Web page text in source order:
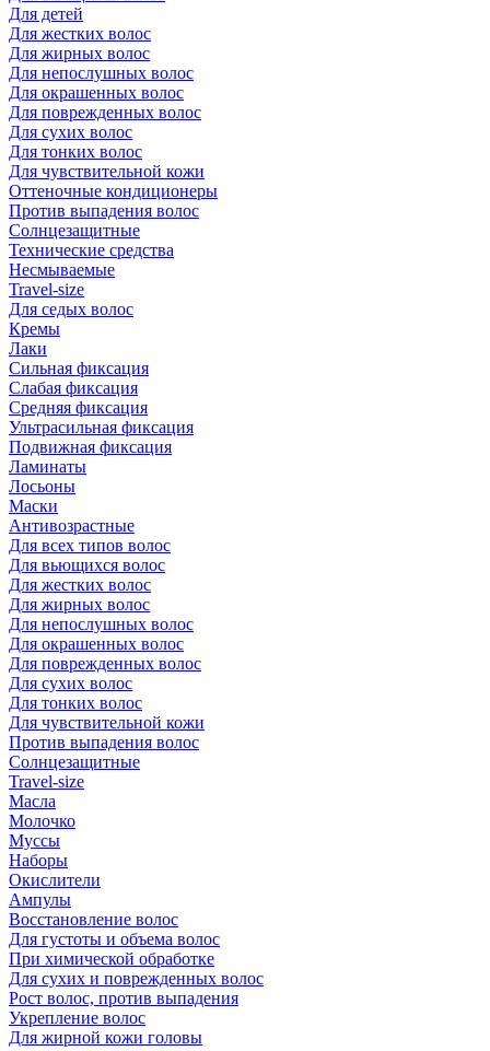
Для детей
Для жестких волос
Для жирных волос
Для непослушных волос
Для окрашенных волос
Для поврежденных волос
Для сухих волос
Для тонких волос
Для чувствительной кожи
Оттеночные кондиционеры
Против выпадения волос
Солнцезащитные
Технические средства
Несмываемые
Travel-size
Для седых волос
Кремы
Лаки
Сильная фиксация
Слабая фиксация
Средняя фиксация
Ультрасильная фиксация
Подвижная фиксация
Ламинаты
Лосьоны
Маски
Антивозрастные
Для всех типов волос
Для вьющихся волос
Для жестких волос
Для жирных волос
Для непослушных волос
Для окрашенных волос
Для поврежденных волос
Для сухих волос
Для тонких волос
Для чувствительной кожи
Против выпадения волос
Солнцезащитные
Travel-size
Масла
Молочко
Муссы
Наборы
Окислители
Ампулы
Восстановление волос
Для густоты и объема волос
При химической обработке
Для сухих и поврежденных волос
Рост волос, против выпадения
Укрепление волос
Для жирной кожи головы